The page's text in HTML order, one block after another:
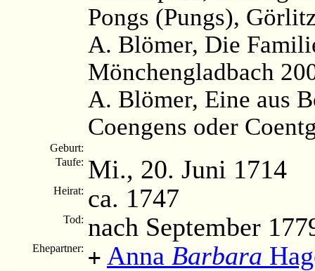
Pongs (Pungs),
A. Blömer, Die
Mönchengladbach
A. Blömer, Eine aus
Coengens oder
Geburt:
Taufe: Mi., 20. Juni 1714
Heirat: ca. 1747
Tod: nach September
Ehepartner: + Anna Barbara